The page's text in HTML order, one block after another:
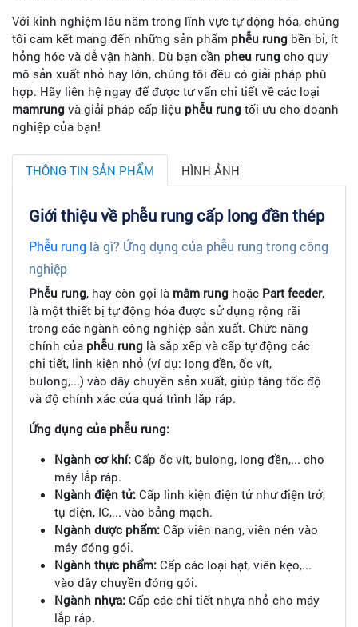
Với kinh nghiệm lâu năm trong lĩnh vực tự động hóa, chúng
tôi cam kết mang đến những sản phẩm phễu rung bền bỉ, ít
hỏng hóc và dễ vận hành. Dù bạn cần pheu rung cho quy
mô sản xuất nhỏ hay lớn, chúng tôi đều có giải pháp phù
hợp. Hãy liên hệ ngay để được tư vấn chi tiết về các loại
mamrung và giải pháp cấp liệu phễu rung tối ưu cho doanh
nghiệp của bạn!
THÔNG TIN SẢN PHẨM HÌNH ẢNH
Giới thiệu về phễu rung cấp long đền thép
Phễu rung là gì? Ứng dụng của phễu rung trong công
nghiệp
Phễu rung, hay còn gọi là mâm rung hoặc Part feeder,
là một thiết bị tự động hóa được sử dụng rộng rãi
trong các ngành công nghiệp sản xuất. Chức năng
chính của phễu rung là sắp xếp và cấp tự động các
chi tiết, linh kiện nhỏ (ví dụ: long đền, ốc vít,
bulong,...) vào dây chuyền sản xuất, giúp tăng tốc độ
và độ chính xác của quá trình lắp ráp.
Ứng dụng của phễu rung:
Ngành cơ khí: Cấp ốc vít, bulong, long đền,... cho
máy lắp ráp.
Ngành điện tử: Cấp linh kiện điện tử như điện trở,
tụ điện, IC,... vào bảng mạch.
Ngành dược phẩm: Cấp viên nang, viên nén vào
máy đóng gói.
Ngành thực phẩm: Cấp các loại hạt, viên kẹo,...
vào dây chuyền đóng gói.
Ngành nhựa: Cấp các chi tiết nhựa nhỏ cho máy
lắp ráp.